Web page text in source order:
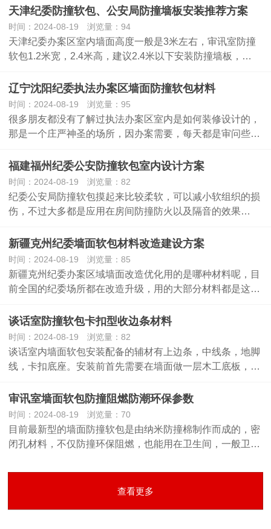
天津纪委防撞软包、公安局防撞墙板安装推荐方案
时间：2024-08-19 浏览量：94
天津纪委办案区室内墙面高度一般是3米左右，审讯室防撞
软包1.2米宽，2.4米高，建议2.4米以下安装防撞墙板，…
辽宁沈阳纪委执法办案区墙面防撞软包材料
时间：2024-08-19 浏览量：95
很多朋友都没有了解过执法办案区室内是如何装修设计的，
那是一个庄严神圣的场所，因办案需要，每天都是审问些…
福建福州纪委公安防撞软包室内设计方案
时间：2024-08-19 浏览量：82
纪委公安局防撞软包摸起来比较柔软，可以减小软组织的损
伤，不过大多都是应用在房间防撞防火以及隔音的效果…
新疆克州纪委墙面软包材料改造建设方案
时间：2024-08-19 浏览量：85
新疆克州纪委办案区域墙面改造优化用的是哪种材料呢，目
前全国的纪委场所都在改造升级，用的大部分材料都是这…
谈话室防撞软包卡扣型收边条材料
时间：2024-08-19 浏览量：82
谈话室内墙面软包安装配备的辅材有上边条，中线条，地脚
线，卡扣底座。安装前首先需要在墙面做一层木工底板，…
审讯室墙面软包防撞阻燃防潮环保参数
时间：2024-08-19 浏览量：70
目前最新型的墙面防撞软包是由纳米防撞棉制作而成的，密
闭孔材料，不仅防撞环保阻燃，也能用在卫生间，一般卫…
查看更多